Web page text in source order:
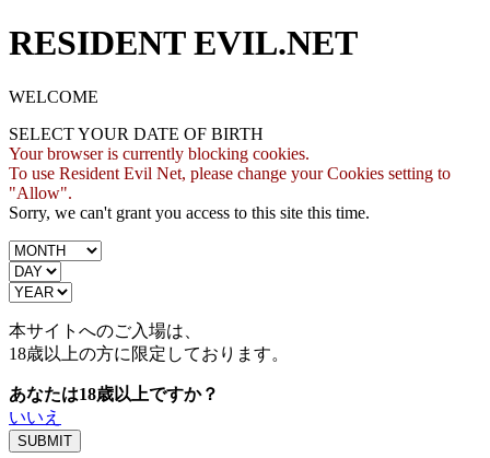
RESIDENT EVIL.NET
WELCOME
SELECT YOUR DATE OF BIRTH
Your browser is currently blocking cookies.
To use Resident Evil Net, please change your Cookies setting to
"Allow".
Sorry, we can't grant you access to this site this time.
本サイトへのご入場は、
18歳以上の方に限定しております。
あなたは18歳以上ですか？
いいえ